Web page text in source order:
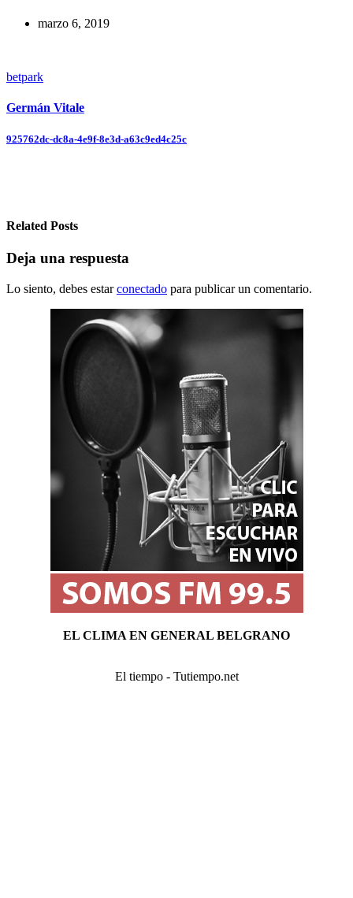
marzo 6, 2019
betpark
Germán Vitale
Navegación
925762dc-dc8a-4e9f-8e3d-a63c9ed4c25c
Related Posts
Deja una respuesta
Lo siento, debes estarconectado para publicar un comentario.
EL CLIMA EN GENERAL BELGRANO
El tiempo - Tutiempo.net